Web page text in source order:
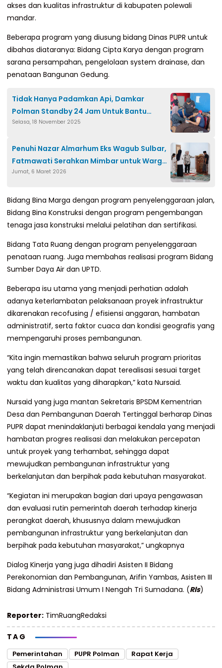
akses dan kualitas infrastruktur di kabupaten polewali
mandar.
Beberapa program yang diusung bidang Dinas PUPR untuk
dibahas diataranya: Bidang Cipta Karya dengan program
sarana persampahan, pengelolaan system drainase, dan
penataan Bangunan Gedung.
Tidak Hanya Padamkan Api, Damkar
Polman Standby 24 Jam Untuk Bantu
Warga
Selasa, 18 November 2025
Penuhi Nazar Almarhum Eks Wagub Sulbar,
Fatmawati Serahkan Mimbar untuk Warga
Cabulung
Jumat, 6 Maret 2026
Bidang Bina Marga dengan program penyelenggaraan jalan,
Bidang Bina Konstruksi dengan program pengembangan
tenaga jasa konstruksi melalui pelatihan dan sertifikasi.
Bidang Tata Ruang dengan program penyelenggaraan
penataan ruang. Juga membahas realisasi program Bidang
Sumber Daya Air dan UPTD.
Beberapa isu utama yang menjadi perhatian adalah
adanya keterlambatan pelaksanaan proyek infrastruktur
dikarenakan recofusing / efisiensi anggaran, hambatan
administratif, serta faktor cuaca dan kondisi geografis yang
mempengaruhi proses pembangunan.
“Kita ingin memastikan bahwa seluruh program prioritas
yang telah direncanakan dapat terealisasi sesuai target
waktu dan kualitas yang diharapkan,” kata Nursaid.
Nursaid yang juga mantan Sekretaris BPSDM Kementrian
Desa dan Pembangunan Daerah Tertinggal berharap Dinas
PUPR dapat menindaklanjuti berbagai kendala yang menjadi
hambatan progres realisasi dan melakukan percepatan
untuk proyek yang terhambat, sehingga dapat
mewujudkan pembangunan infrastruktur yang
berkelanjutan dan berpihak pada kebutuhan masyarakat.
“Kegiatan ini merupakan bagian dari upaya pengawasan
dan evaluasi rutin pemerintah daerah terhadap kinerja
perangkat daerah, khususnya dalam mewujudkan
pembangunan infrastruktur yang berkelanjutan dan
berpihak pada kebutuhan masyarakat,” ungkapnya
Dialog Kinerja yang juga dihadiri Asisten II Bidang
Perekonomian dan Pembangunan, Arifin Yambas, Asisten III
Bidang Administrasi Umum I Nengah Tri Sumadana. (Rls)
Reporter: TimRuangRedaksi
TAG
Pemerintahan PUPR Polman
Rapat Kerja